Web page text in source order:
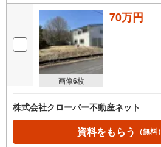
画像6枚
70万円
株式会社クローバー不動産ネット
資料をもらう （無料）